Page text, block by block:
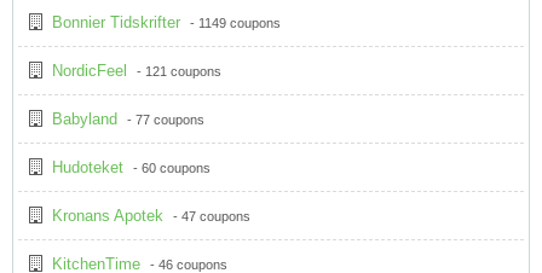
Bonnier Tidskrifter - 1149 coupons
NordicFeel - 121 coupons
Babyland - 77 coupons
Hudoteket - 60 coupons
Kronans Apotek - 47 coupons
KitchenTime - 46 coupons